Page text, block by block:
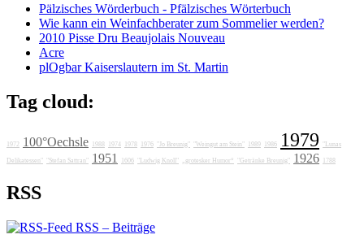
Pälzisches Wörderbuch - Pfälzisches Wörterbuch
Wie kann ein Weinfachberater zum Sommelier werden?
2010 Pisse Dru Beaujolais Nouveau
Acre
plOgbar Kaiserslautern im St. Martin
Tag cloud:
1972 100°Oechsle 1988 1974 1978 1976 "Jo Breunig" "Weingut am Stein" 1989 1986 1979 "Lunas
Delikatessen" "Stefan Sattran" 1951 1606 "Ludwig Knoll" „grotesker Humor“ "Getränke Breunig" 1926 1788
RSS
RSS – Beiträge